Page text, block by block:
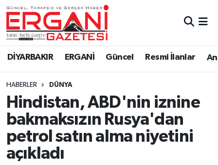
DİYARBAKIR ERGANİ Güncel Resmi İlanlar
HABERLER DÜNYA
Hindistan, ABD'nin iznine
bakmaksızın Rusya'dan
petrol satın alma niyetini
açıkladı
DİYARBAKIR
BİSMİL
BAĞLAR
ERGANİ
Güncel
Eği̇ti̇m
Resmi İlanlar
Sağlık
Ergani Nöbetçi Eczaneler
Ergani Hava Durumu
Ergani Trafik Yoğunluk Haritası
Süper Lig Puan Durumu ve Fikstür
Tüm Manşetler
Son Dakika Haberleri